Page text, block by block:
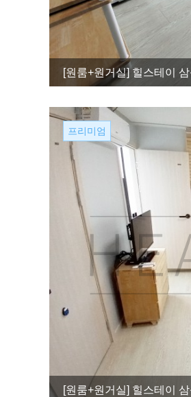
[원룸+원거실] 힐스테이
프리미엄
[원룸+원거실] 힐스테이